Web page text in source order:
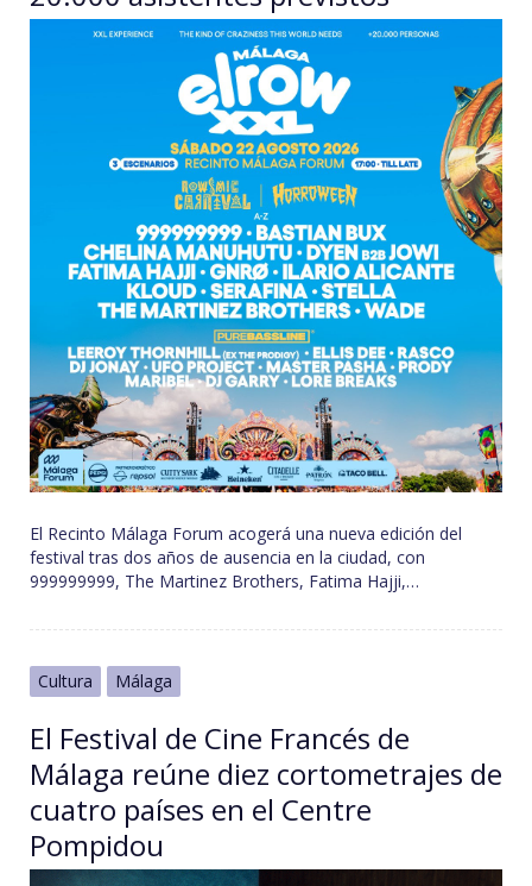
El Recinto Málaga Forum acogerá una nueva edición del
festival tras dos años de ausencia en la ciudad, con
999999999, The Martinez Brothers, Fatima Hajji,…
Cultura Málaga
El Festival de Cine Francés de
Málaga reúne diez cortometrajes de
cuatro países en el Centre
Pompidou